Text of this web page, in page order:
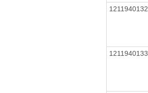
1211940132
1211940133